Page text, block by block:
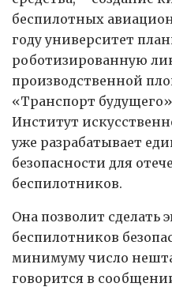
беспилотных
году университет
роботизированную
производственной
«Транспорт
Институт
уже разрабатывает
безопасности для
беспилотников.
Она позволит сделать
беспилотников
минимуму число
говорится в